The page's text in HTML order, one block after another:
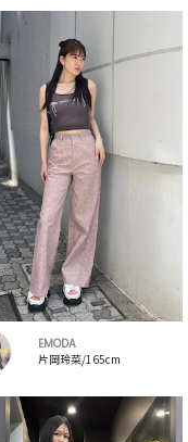
EMODA
片岡玲菜/165cm